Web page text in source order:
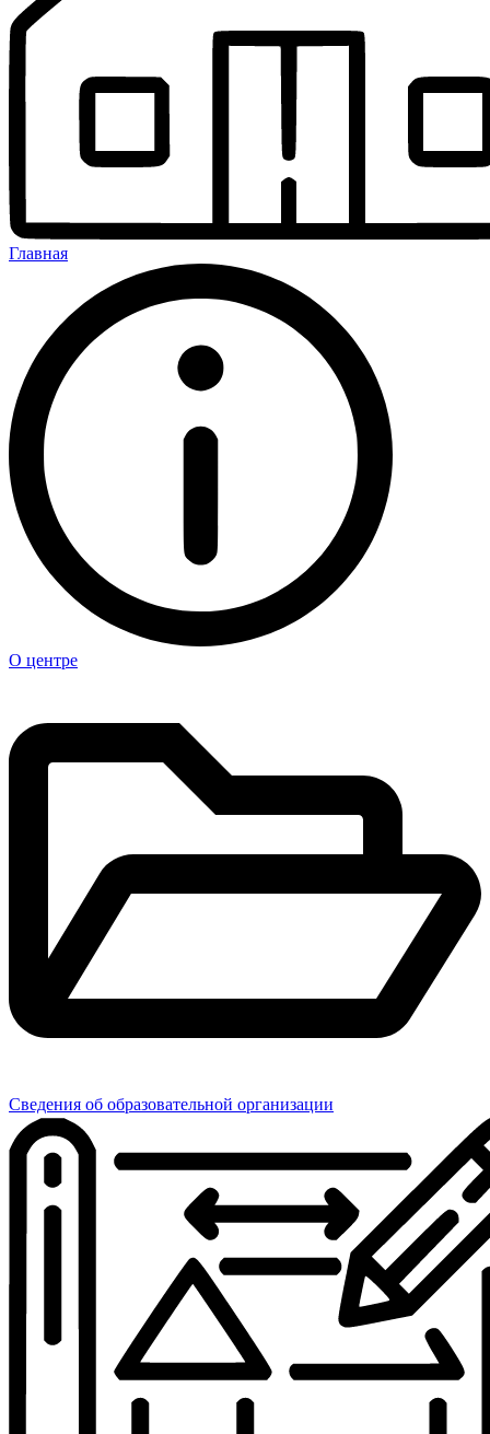
Главная
О центре
Сведения об образовательной организации